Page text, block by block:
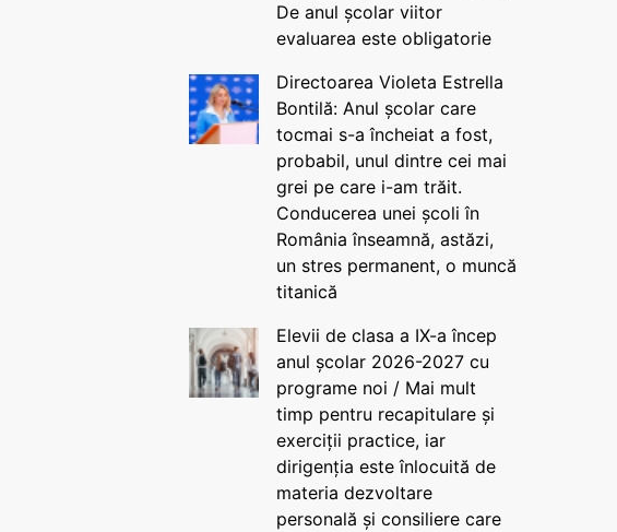
De anul școlar viitor
evaluarea este obligatorie
Directoarea Violeta Estrella
Bontilă: Anul școlar care
tocmai s-a încheiat a fost,
probabil, unul dintre cei mai
grei pe care i-am trăit.
Conducerea unei școli în
România înseamnă, astăzi,
un stres permanent, o muncă
titanică
Elevii de clasa a IX-a încep
anul școlar 2026-2027 cu
programe noi / Mai mult
timp pentru recapitulare și
exerciții practice, iar
dirigenția este înlocuită de
materia dezvoltare
personală și consiliere care